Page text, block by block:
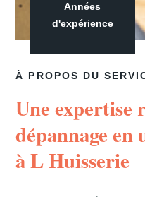
À PROPOS DU
Une expertise
dépannage
à L Huisserie
Années
d'expérience